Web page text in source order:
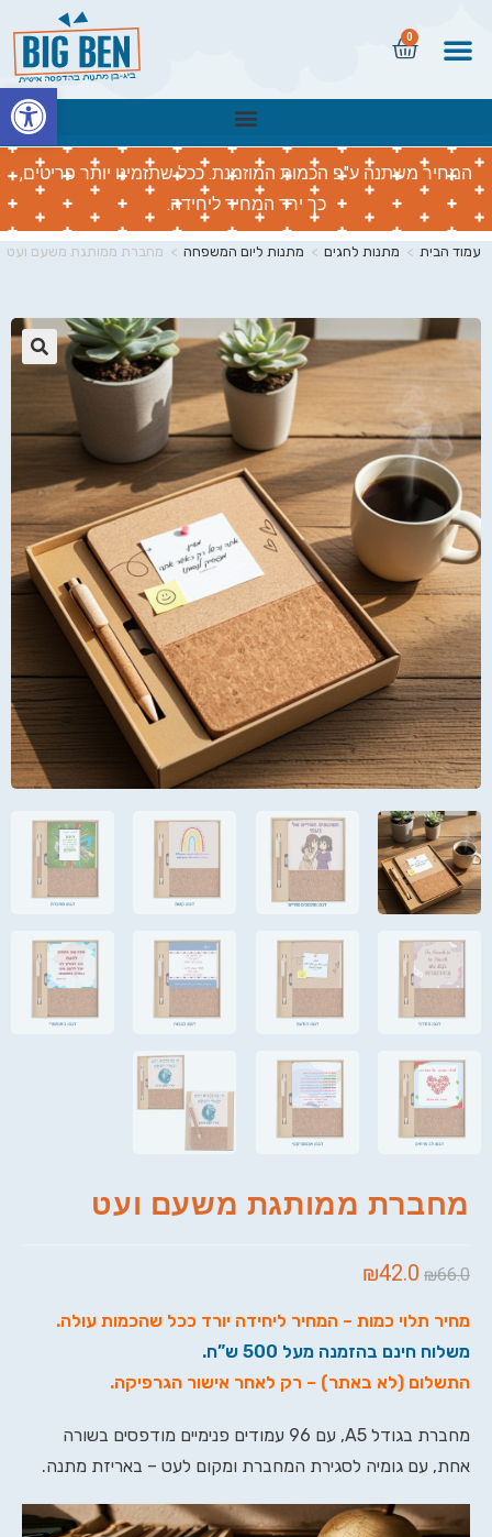
0
המחיר משתנה ע"פ הכמות המוזמנת. ככל שתזמינו יותר פריטים,
כך ירד המחיר ליחידה.
עמוד הבית > מתנות לחגים > מתנות ליום המשפחה > מחברת ממותגת משעם ועט
מחברת ממותגת משעם ועט
₪66.0
₪42.0
מחיר תלוי כמות – המחיר ליחידה יורד ככל שהכמות עולה.
משלוח חינם בהזמנה מעל 500 ש”ח.
התשלום (לא באתר) – רק לאחר אישור הגרפיקה.
מחברת בגודל A5, עם 96 עמודים פנימיים מודפסים בשורה
אחת, עם גומיה לסגירת המחברת ומקום לעט – באריזת מתנה.
נגן